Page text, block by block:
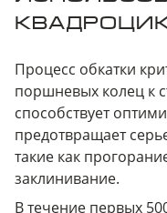
Процесс обкатки
поршневых колец к
способствует
предотвращает
такие как
заклинивание.
В течение первых